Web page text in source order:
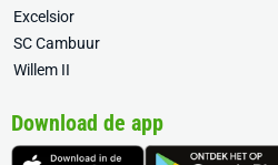
Excelsior
SC Cambuur
Willem II
Download de app